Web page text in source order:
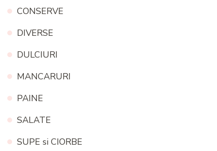
CONSERVE
DIVERSE
DULCIURI
MANCARURI
PAINE
SALATE
SUPE si CIORBE